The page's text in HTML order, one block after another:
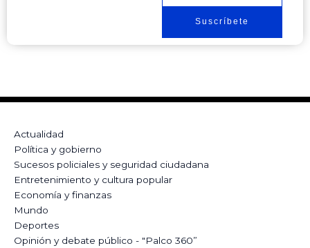
Suscríbete
Actualidad
Política y gobierno
Sucesos policiales y seguridad ciudadana
Entretenimiento y cultura popular
Economía y finanzas
Mundo
Deportes
Opinión y debate público - "Palco 360”